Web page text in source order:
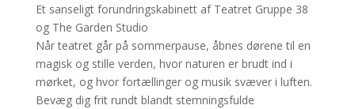
Et sanseligt forundringskabinett af Teatret Gruppe 38
og The Garden Studio
Når teatret går på sommerpause, åbnes dørene til en
magisk og stille verden, hvor naturen er brudt ind i
mørket, og hvor fortællinger og musik svæver i luften.
Bevæg dig frit rundt blandt stemningsfulde